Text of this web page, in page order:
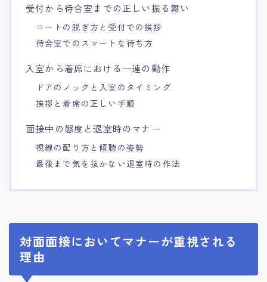
受付から待合室までの正しい振る舞い
コートの脱ぎ方と受付での挨拶
待合室でのスマートな待ち方
入室から着席における一連の動作
ドアのノックと入室のタイミング
挨拶と着席の正しい手順
面接中の態度と退室時のマナー
視線の配り方と傾聴の姿勢
最後まで気を抜かない退室時の作法
対面面接においてマナーが重視される
理由